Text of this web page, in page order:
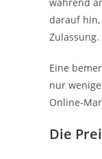
darauf hin,
Zulassung.
Eine
nur
Online-
Die